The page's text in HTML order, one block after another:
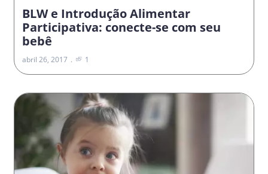
BLW e Introdução Alimentar
Participativa: conecte-se com seu
bebê
abril 26, 2017 1